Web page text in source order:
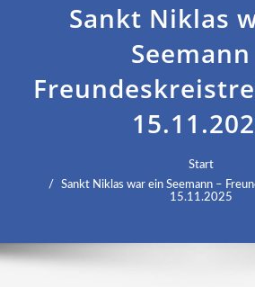
Sankt Niklas
Seemann
Start
Sankt Niklas war ein Seemann –
15.11.2025